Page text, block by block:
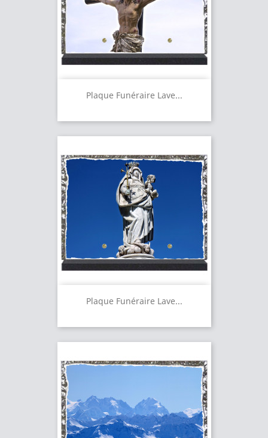
Plaque Funéraire Lave...
Plaque Funéraire Lave...